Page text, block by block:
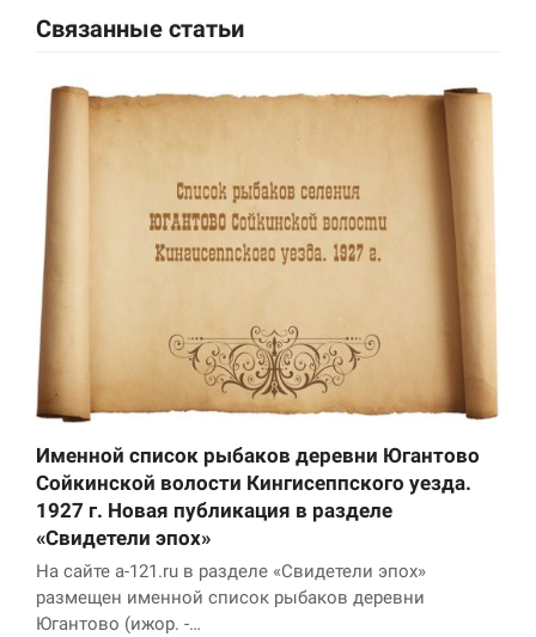
Связанные статьи
Именной список рыбаков деревни Югантово
Сойкинской волости Кингисеппского уезда.
1927 г. Новая публикация в разделе
«Свидетели эпох»
На сайте a-121.ru в разделе «Свидетели эпох»
размещен именной список рыбаков деревни
Югантово (ижор. -…